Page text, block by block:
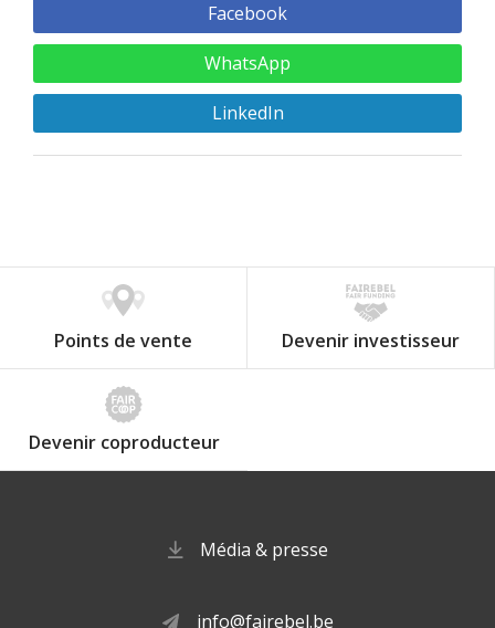
Facebook
WhatsApp
LinkedIn
Points de vente Devenir investisseur
Devenir coproducteur
Média & presse
info@fairebel.be